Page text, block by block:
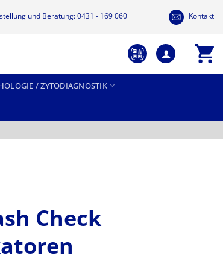
und Beratung: 0431 - 169 060 Kontakt
/ ZYTODIAGNOSTIK
Check